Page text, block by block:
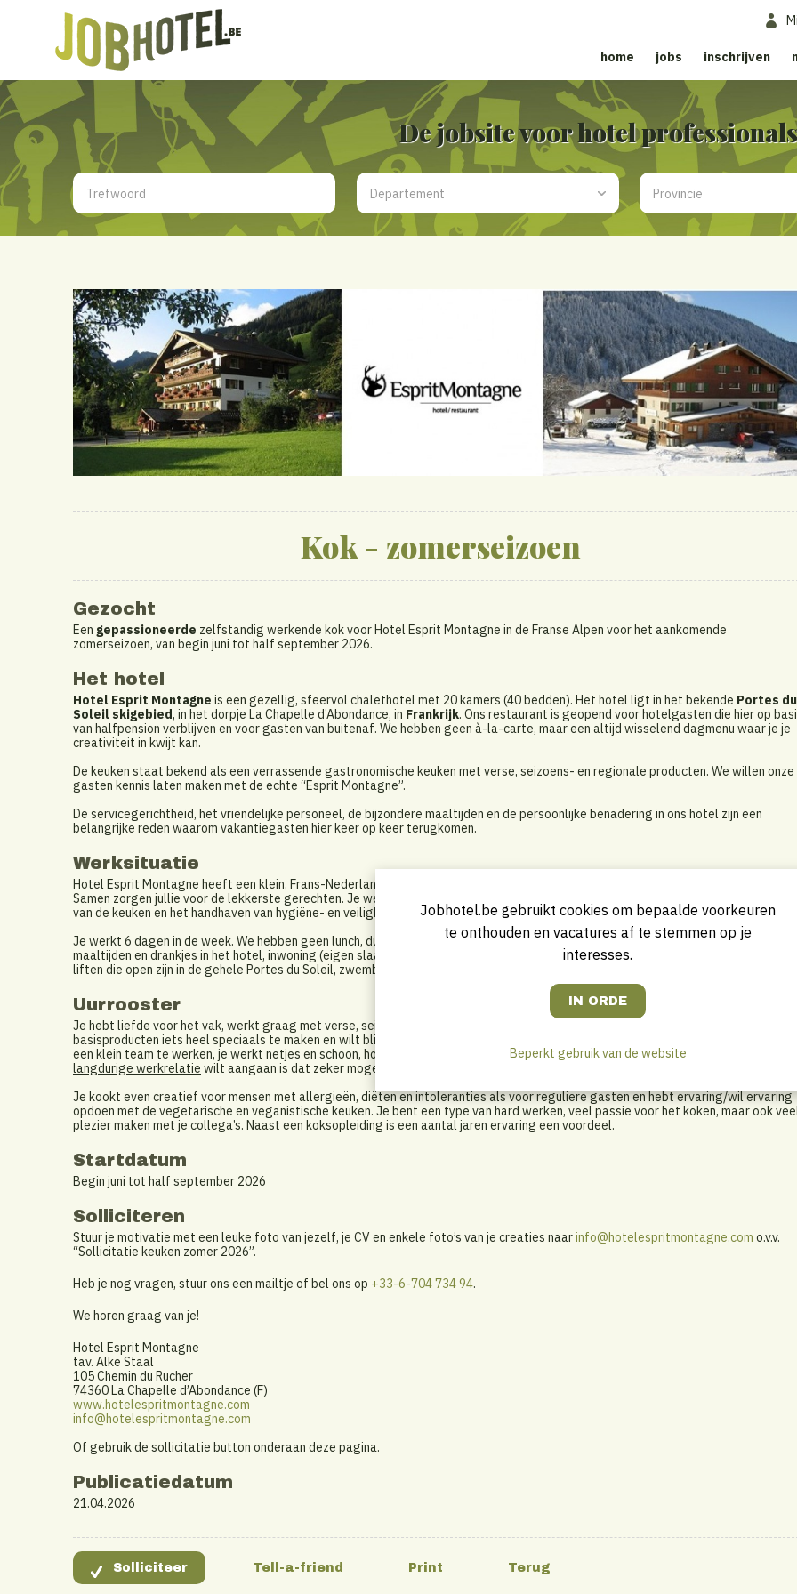
home jobs inschrijven
De jobsite voor hotel professionals
Kok - zomerseizoen
Gezocht
Een gepassioneerde zelfstandig werkende kok voor Hotel Esprit Montagne in de Franse Alpen voor het aankomende
zomerseizoen, van begin juni tot half september 2026.
Het hotel
Hotel Esprit Montagne is een gezellig, sfeervol chalethotel met 20 kamers (40 bedden). Het hotel ligt in het bekende Portes du
Soleil skigebied, in het dorpje La Chapelle d’Abondance, in Frankrijk. Ons restaurant is geopend voor hotelgasten die hier op
van halfpension verblijven en voor gasten van buitenaf. We hebben geen à-la-carte, maar een altijd wisselend dagmenu waar je je
creativiteit in kwijt kan.
De keuken staat bekend als een verrassende gastronomische keuken met verse, seizoens- en regionale producten. We willen onze
gasten kennis laten maken met de echte “Esprit Montagne”.
De servicegerichtheid, het vriendelijke personeel, de bijzondere maaltijden en de persoonlijke benadering in ons hotel zijn een
belangrijke reden waarom vakantiegasten hier keer op keer terugkomen.
Werksituatie
Hotel Esprit Montagne heeft een klein, Frans-Nederlandstalig team waarbij je onze Nederlandsche Chef in de keuken ondersteunt.
Samen zorgen jullie voor de lekkerste gerechten. Je werk bestaat uit de mis-en-place, diner doorgeven, afwas en het schoonhouden
van de keuken en het handhaven van hygiëne- en veiligheidsnormen.
Je werkt 6 dagen in de week. We hebben geen lunch, dus de ochtenden ben je altijd vrij. Naast een salaris krijg je van ons je
maaltijden en drankjes in het hotel, inwoning (eigen slaapkamer) en de Multipass. Met de Multipass heb je gratis toegang tot de
liften die open zijn in de gehele Portes du Soleil, zwembaden, tennisbanen en minigolf.
Uurrooster
Je hebt liefde voor het vak, werkt graag met verse, seizoensgebonden en regionale producten. Je bent creatief, weet van
basisproducten iets heel speciaals te maken en wilt blijven bijleren en je blijven verdiepen. Je bent collegiaal, vindt het prettig om in
een klein team te werken, je werkt netjes en schoon, houdt van de bergen en hebt goede communicatieve vaardigheden. Als je een
langdurige werkrelatie wilt aangaan is dat zeker mogelijk en zelfs een grote pré.
Je kookt even creatief voor mensen met allergieën, diëten en intoleranties als voor reguliere gasten en hebt ervaring/wil ervaring
opdoen met de vegetarische en veganistische keuken. Je bent een type van hard werken, veel passie voor het koken, maar ook
plezier maken met je collega’s. Naast een koksopleiding is een aantal jaren ervaring een voordeel.
Startdatum
Begin juni tot half september 2026
Solliciteren
Stuur je motivatie met een leuke foto van jezelf, je CV en enkele foto’s van je creaties naarinfo@hotelespritmontagne.com o.v.v.
“Sollicitatie keuken zomer 2026”.
Heb je nog vragen, stuur ons een mailtje of bel ons op +33-6-704 734 94.
We horen graag van je!
Hotel Esprit Montagne
tav. Alke Staal
105 Chemin du Rucher
74360 La Chapelle d’Abondance (F)
www.hotelespritmontagne.com
info@hotelespritmontagne.com
Of gebruik de sollicitatie button onderaan deze pagina.
Publicatiedatum
21.04.2026
Jobhotel.be gebruikt cookies om bepaalde voorkeuren
te onthouden en vacatures af te stemmen op je
interesses.
Beperkt gebruik van de website